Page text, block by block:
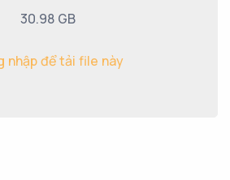
30.98 GB
nhập để tải file này